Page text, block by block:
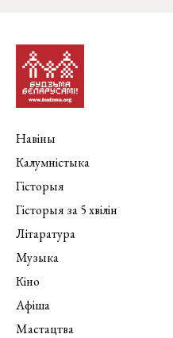
Навіны
Калумністыка
Гісторыя
Гісторыя за 5 хвілін
Літаратура
Музыка
Кіно
Афіша
Мастацтва